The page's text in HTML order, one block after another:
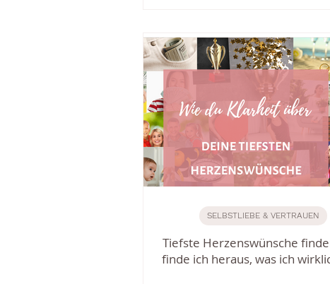
Tiefste Herzenswünsche
finde ich heraus, was ich
SELBSTLIEBE & VERTRAUEN